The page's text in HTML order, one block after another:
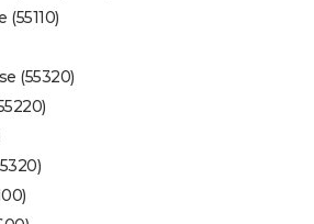
(55320)